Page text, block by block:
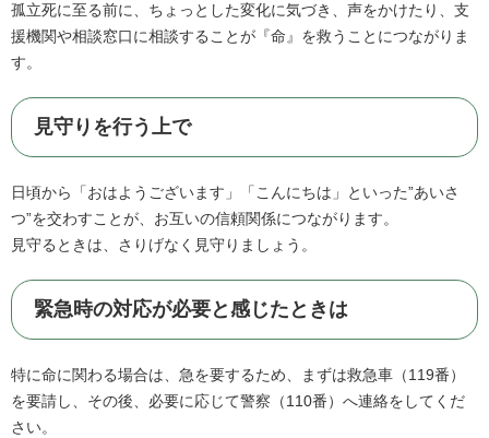
孤立死に至る前に、ちょっとした変化に気づき、声をかけたり、支
援機関や相談窓口に相談することが『命』を救うことにつながりま
す。
見守りを行う上で
日頃から「おはようございます」「こんにちは」といった”あいさ
つ”を交わすことが、お互いの信頼関係につながります。
見守るときは、さりげなく見守りましょう。
緊急時の対応が必要と感じたときは
特に命に関わる場合は、急を要するため、まずは救急車（119番）
を要請し、その後、必要に応じて警察（110番）へ連絡をしてくだ
さい。